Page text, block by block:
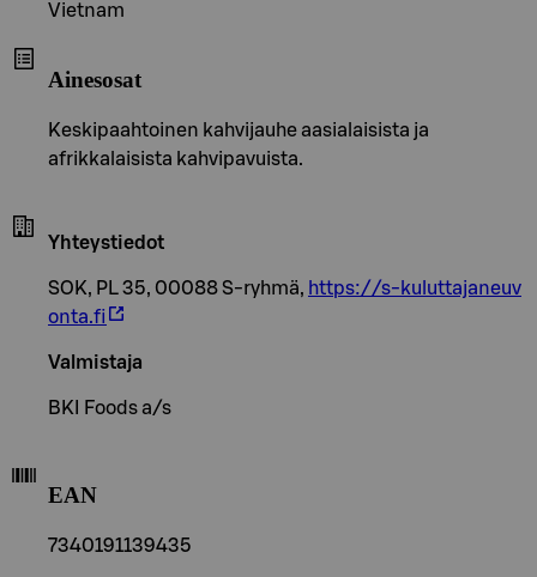
Vietnam
Ainesosat
Keskipaahtoinen kahvijauhe aasialaisista ja
afrikkalaisista kahvipavuista.
Yhteystiedot
SOK, PL 35, 00088 S-ryhmä, https://s-kuluttajaneuv
onta.fi
Valmistaja
BKI Foods a/s
EAN
7340191139435